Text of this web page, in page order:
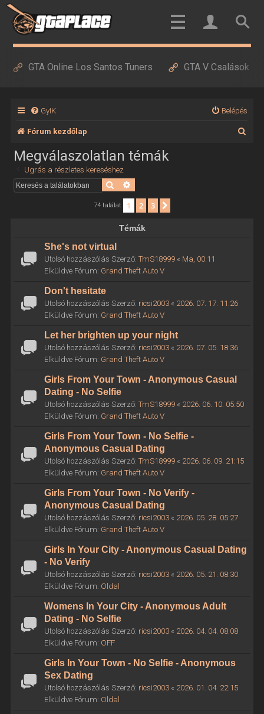
GTA Online Los Santos Tuners GTA V Csalások
GyIK Belépés
Fórum kezdőlap
Megválaszolatlan témák
Ugrás a részletes kereséshez
Keresés
74 találat 1 2 3
Témák
She's not virtual
Utolsó hozzászólás Szerző: TmS18999« Ma, 00:11
Elküldve Fórum: Grand Theft Auto V
Don't hesitate
Utolsó hozzászólás Szerző: ricsi2003« 2026. 07. 17. 11:26
Elküldve Fórum: Grand Theft Auto V
Let her brighten up your night
Utolsó hozzászólás Szerző: ricsi2003« 2026. 07. 05. 18:36
Elküldve Fórum: Grand Theft Auto V
Girls From Your Town - Anonymous Casual
Dating - No Selfie
Utolsó hozzászólás Szerző: TmS18999« 2026. 06. 10. 05:50
Elküldve Fórum: Grand Theft Auto V
Girls From Your Town - No Selfie -
Anonymous Casual Dating
Utolsó hozzászólás Szerző: TmS18999« 2026. 06. 09. 21:15
Elküldve Fórum: Grand Theft Auto V
Girls From Your Town - No Verify -
Anonymous Casual Dating
Utolsó hozzászólás Szerző: ricsi2003« 2026. 05. 28. 05:27
Elküldve Fórum: Grand Theft Auto V
Girls In Your City - Anonymous Casual Dating
- No Verify
Utolsó hozzászólás Szerző: ricsi2003« 2026. 05. 21. 08:30
Elküldve Fórum: Oldal
Womens In Your City - Anonymous Adult
Dating - No Selfie
Utolsó hozzászólás Szerző: ricsi2003« 2026. 04. 04. 08:08
Elküldve Fórum: OFF
Girls In Your Town - No Selfie - Anonymous
Sex Dating
Utolsó hozzászólás Szerző: ricsi2003« 2026. 01. 04. 22:15
Elküldve Fórum: Oldal